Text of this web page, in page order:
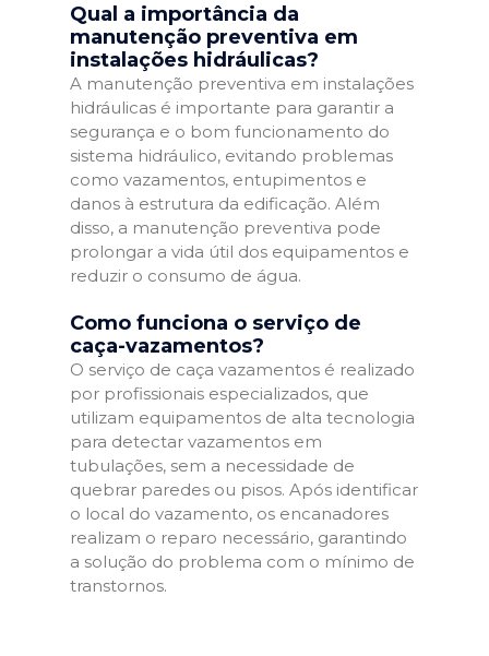
Qual a importância da
manutenção preventiva em
instalações hidráulicas?
A manutenção preventiva em instalações
hidráulicas é importante para garantir a
segurança e o bom funcionamento do
sistema hidráulico, evitando problemas
como vazamentos, entupimentos e
danos à estrutura da edificação. Além
disso, a manutenção preventiva pode
prolongar a vida útil dos equipamentos e
reduzir o consumo de água.
Como funciona o serviço de
caça-vazamentos?
O serviço de caça vazamentos é realizado
por profissionais especializados, que
utilizam equipamentos de alta tecnologia
para detectar vazamentos em
tubulações, sem a necessidade de
quebrar paredes ou pisos. Após identificar
o local do vazamento, os encanadores
realizam o reparo necessário, garantindo
a solução do problema com o mínimo de
transtornos.